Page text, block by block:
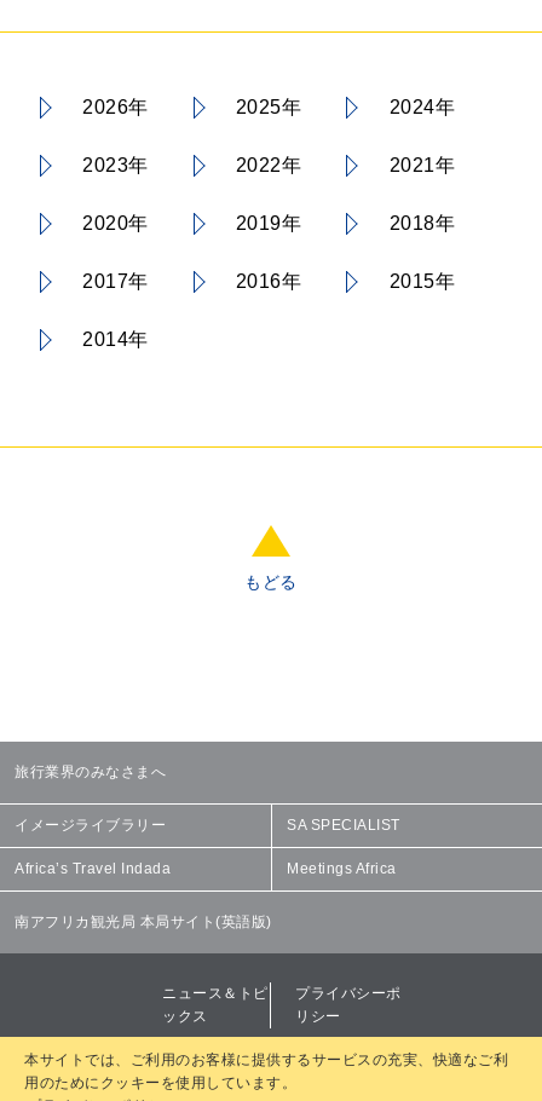
2026年 2025年 2024年
2023年 2022年 2021年
2020年 2019年 2018年
2017年 2016年 2015年
2014年
もどる
旅行業界のみなさまへ
イメージライブラリー SA SPECIALIST
Africa’s Travel Indada Meetings Africa
南アフリカ観光局 本局サイト(英語版)
ニュース＆トピ
ックス
プライバシーポ
リシー
免責事項 規約・条件
本サイトでは、ご利用のお客様に提供するサービスの充実、快適なご利
用のためにクッキーを使用しています。